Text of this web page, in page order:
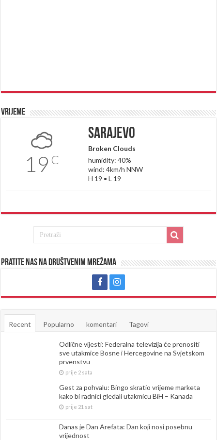
Vrijeme
19 C
Sarajevo
Broken Clouds
humidity: 40%
wind: 4km/h NNW
H 19 • L 19
Pratite nas na društvenim mrežama
Recent Popularno komentari Tagovi
Odlične vijesti: Federalna televizija će prenositi
sve utakmice Bosne i Hercegovine na Svjetskom
prvenstvu
prije 2 sata
Gest za pohvalu: Bingo skratio vrijeme marketa
kako bi radnici gledali utakmicu BiH – Kanada
prije 21 sat
Danas je Dan Arefata: Dan koji nosi posebnu
vrijednost